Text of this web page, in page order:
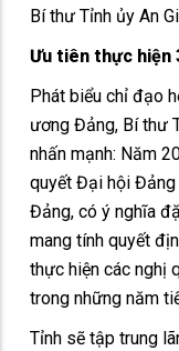
Bí thư Tỉnh ủy An
Ưu tiên thực hiện
Phát biểu chỉ đạo
ương Đảng, Bí thư
nhấn mạnh: Năm
quyết Đại hội Đảng
Đảng, có ý nghĩa
mang tính quyết
thực hiện các nghị
trong những năm
Tỉnh sẽ tập trung